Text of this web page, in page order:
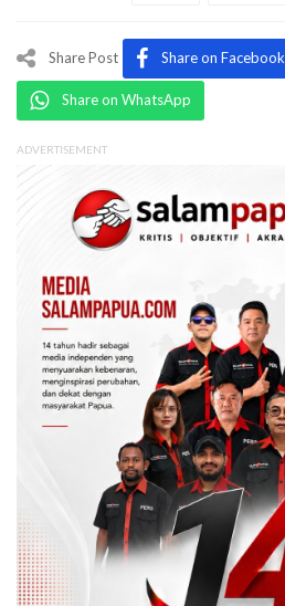
Share Post Share on Facebook
Share on WhatsApp
ADVERTISEMENT